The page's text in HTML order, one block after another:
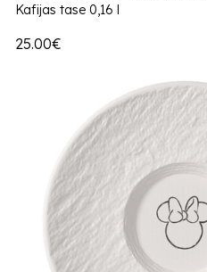
Kafijas tase 0,16 l
25.00€